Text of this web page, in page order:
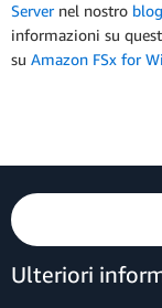
Servernel nostro blog
informazioni su
su Amazon FSx for
Ulteriori